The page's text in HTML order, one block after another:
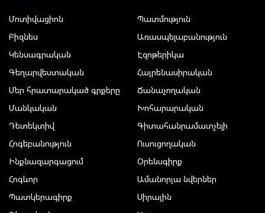
Մոտիվացիոն
Բիզնես
Կենսագրական
Գեղարվեստական
Մեր հրատարակած գրքերը
Մանկական
Դետեկտիվ
Հոգեբանություն
Ինքնազարգացում
Հոգևոր
Պատկերագիրք
Պատմություն
Առասպելաբանություն
Էզոթերիկա
Հայրենասիրական
Ճանաչողական
Խոհարարական
Գիտահանրամատչելի
Ուսուցողական
Օրենսգիրք
Ամանորյա նվերներ
Սիրային